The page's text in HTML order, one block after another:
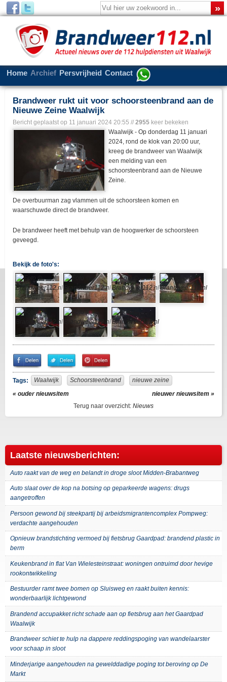
Home Archief Persvrijheid Contact
Brandweer rukt uit voor schoorsteenbrand aan de
Nieuwe Zeine Waalwijk
Bericht geplaatst op 11 januari 2024 20:55 // 2955 keer bekeken
Waalwijk - Op donderdag 11 januari
2024, rond de klok van 20:00 uur,
kreeg de brandweer van Waalwijk
een melding van een
schoorsteenbrand aan de Nieuwe
Zeine.
De overbuurman zag vlammen uit de schoorsteen komen en
waarschuwde direct de brandweer.
De brandweer heeft met behulp van de hoogwerker de schoorsteen
geveegd.
Bekijk de foto's:
Share
on
Facebook
Share
on
Twitter
Pin
It!
Tags: Waalwijk Schoorsteenbrand
nieuwe zeine
« ouder nieuwsitem
nieuwer nieuwsitem »
Terug naar overzicht: Nieuws
Laatste nieuwsberichten:
Auto raakt van de weg en belandt in droge sloot Midden-Brabantweg
Auto slaat over de kop na botsing op geparkeerde wagens: drugs
aangetroffen
Persoon gewond bij steekpartij bij arbeidsmigrantencomplex Pompweg:
verdachte aangehouden
Opnieuw brandstichting vermoed bij fietsbrug Gaardpad: brandend plastic in
berm
Keukenbrand in flat Van Wielesteinstraat: woningen ontruimd door hevige
rookontwikkeling
Bestuurder ramt twee bomen op Sluisweg en raakt buiten kennis:
wonderbaarlijk lichtgewond
Brandend accupakket richt schade aan op fietsbrug aan het Gaardpad
Waalwijk
Brandweer schiet te hulp na dappere reddingspoging van wandelaarster
voor schaap in sloot
Minderjarige aangehouden na gewelddadige poging tot beroving op De
Markt